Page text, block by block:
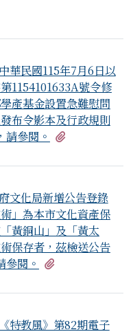
華民國115年7月6日以
1154101633A號令修
產基金設置急難慰問
布令影本及行政規則
請參閱。
文化局新增公告登錄
術」為本市文化資產保
黃銅山」及「黃太
保存者，茲檢送公告
參閱。
特教風》第82期電子